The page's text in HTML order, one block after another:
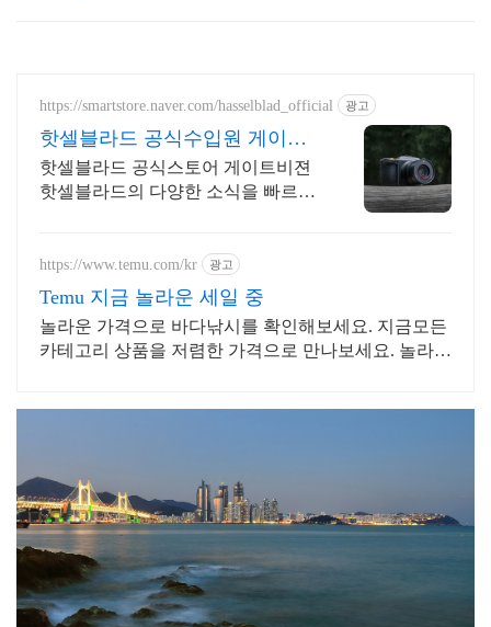
https://smartstore.naver.com/hasselblad_official 광고
핫셀블라드 공식수입원 게이트
비젼
핫셀블라드 공식스토어 게이트비젼
핫셀블라드의 다양한 소식을 빠르게
https://www.temu.com/kr 광고
Temu 지금 놀라운 세일 중
놀라운 가격으로 바다낚시를 확인해보세요. 지금모든
카테고리 상품을 저렴한 가격으로 만나보세요. 놀라운